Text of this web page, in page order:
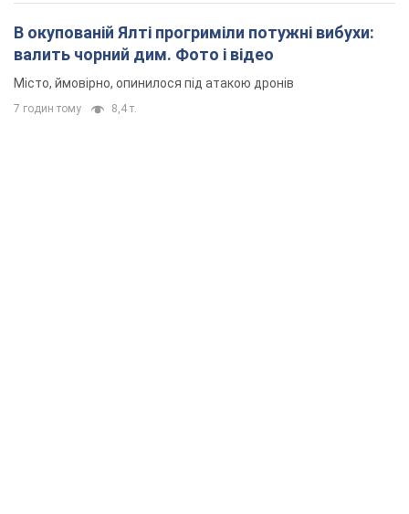
В окупованій Ялті прогриміли потужні вибухи:
валить чорний дим. Фото і відео
Місто, ймовірно, опинилося під атакою дронів
7 годин тому 8,4 т.